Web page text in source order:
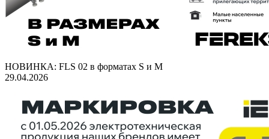
НОВИНКА: FLS 02 в форматах S и M
29.04.2026